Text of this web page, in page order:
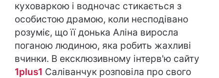
куховаркою і водночас стикається з
особистою драмою, коли несподівано
розуміє, що її донька Аліна виросла
поганою людиною, яка робить жахливі
вчинки. В ексклюзивному інтерв'ю сайту
1plus1 Саліванчук розповіла про свого